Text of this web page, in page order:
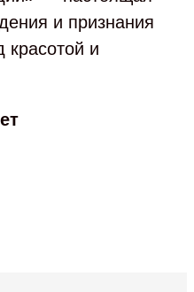
и признания
красотой и